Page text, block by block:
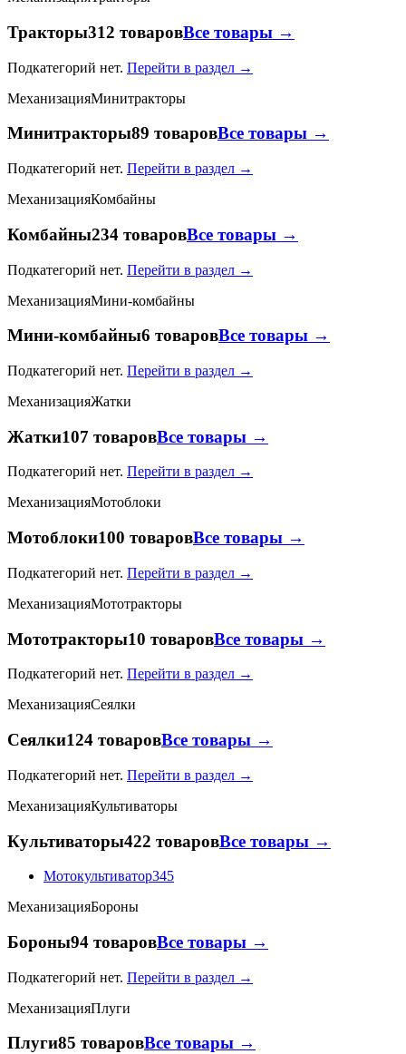
Тракторы312 товаровВсе товары →
Подкатегорий нет. Перейти в раздел →
МеханизацияМинитракторы
Минитракторы89 товаровВсе товары →
Подкатегорий нет. Перейти в раздел →
МеханизацияКомбайны
Комбайны234 товаровВсе товары →
Подкатегорий нет. Перейти в раздел →
МеханизацияМини-комбайны
Мини-комбайны6 товаровВсе товары →
Подкатегорий нет. Перейти в раздел →
МеханизацияЖатки
Жатки107 товаровВсе товары →
Подкатегорий нет. Перейти в раздел →
МеханизацияМотоблоки
Мотоблоки100 товаровВсе товары →
Подкатегорий нет. Перейти в раздел →
МеханизацияМототракторы
Мототракторы10 товаровВсе товары →
Подкатегорий нет. Перейти в раздел →
МеханизацияСеялки
Сеялки124 товаровВсе товары →
Подкатегорий нет. Перейти в раздел →
МеханизацияКультиваторы
Культиваторы422 товаровВсе товары →
Мотокультиватор345
МеханизацияБороны
Бороны94 товаровВсе товары →
Подкатегорий нет. Перейти в раздел →
МеханизацияПлуги
Плуги85 товаровВсе товары →